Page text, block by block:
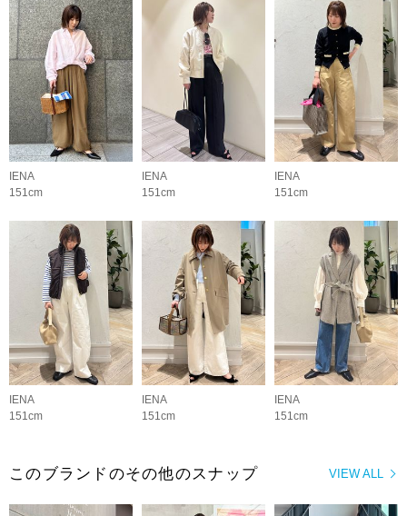
IENA
151cm
IENA
151cm
IENA
151cm
IENA
151cm
IENA
151cm
IENA
151cm
VIEW ALL
このブランドのその他のスナップ